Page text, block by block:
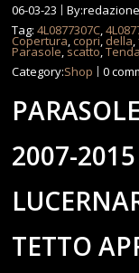
06-03-23
By:redazione
Tag:4L0877307C,
Copertura, copri, della,
Parasole, scatto,Tenda
Category:Shop 0
2007-
TETTO